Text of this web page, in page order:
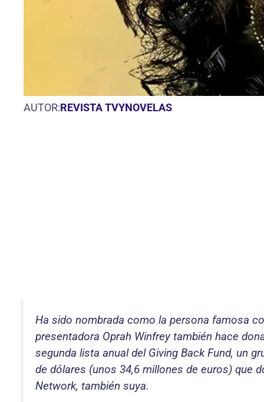
AUTOR:REVISTA TVYNOVELAS
Ha sido nombrada como la persona famosa
presentadora Oprah Winfrey también hace
segunda lista anual del Giving Back Fund, un
de dólares (unos 34,6 millones de euros) que
Network, también suya.